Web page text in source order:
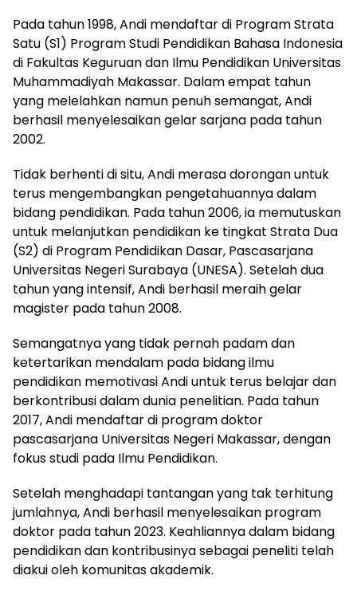
Pada tahun 1998, Andi mendaftar di Program Strata
Satu (S1) Program Studi Pendidikan Bahasa Indonesia
di Fakultas Keguruan dan Ilmu Pendidikan Universitas
Muhammadiyah Makassar. Dalam empat tahun
yang melelahkan namun penuh semangat, Andi
berhasil menyelesaikan gelar sarjana pada tahun
2002.
Tidak berhenti di situ, Andi merasa dorongan untuk
terus mengembangkan pengetahuannya dalam
bidang pendidikan. Pada tahun 2006, ia memutuskan
untuk melanjutkan pendidikan ke tingkat Strata Dua
(S2) di Program Pendidikan Dasar, Pascasarjana
Universitas Negeri Surabaya (UNESA). Setelah dua
tahun yang intensif, Andi berhasil meraih gelar
magister pada tahun 2008.
Semangatnya yang tidak pernah padam dan
ketertarikan mendalam pada bidang ilmu
pendidikan memotivasi Andi untuk terus belajar dan
berkontribusi dalam dunia penelitian. Pada tahun
2017, Andi mendaftar di program doktor
pascasarjana Universitas Negeri Makassar, dengan
fokus studi pada Ilmu Pendidikan.
Setelah menghadapi tantangan yang tak terhitung
jumlahnya, Andi berhasil menyelesaikan program
doktor pada tahun 2023. Keahliannya dalam bidang
pendidikan dan kontribusinya sebagai peneliti telah
diakui oleh komunitas akademik.